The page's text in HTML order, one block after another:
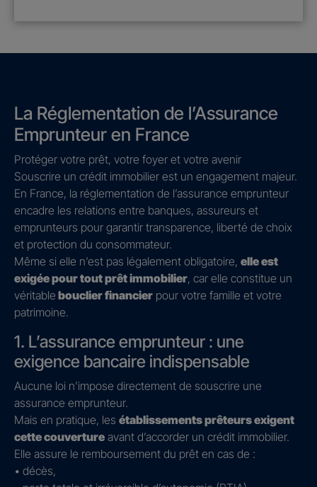
La Réglementation de l’Assurance
Emprunteur en France
Protéger votre prêt, votre foyer et votre avenir
Souscrire un crédit immobilier est un engagement majeur.
En France, la réglementation de l’assurance emprunteur
encadre les relations entre banques, assureurs et
emprunteurs pour garantir transparence, liberté de choix
et protection du consommateur.
Même si elle n’est pas légalement obligatoire, elle est
exigée pour tout prêt immobilier, car elle constitue un
véritable bouclier financier pour votre famille et votre
patrimoine.
1. L’assurance emprunteur : une
exigence bancaire indispensable
Aucune loi n’impose directement de souscrire une
assurance emprunteur.
Mais en pratique, les établissements prêteurs exigent
cette couverture avant d’accorder un crédit immobilier.
Elle assure le remboursement du prêt en cas de :
• décès,